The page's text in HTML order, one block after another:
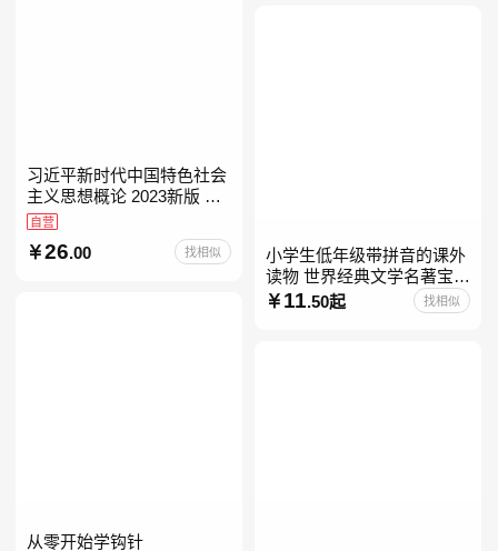
习近平新时代中国特色社会
主义思想概论 2023新版 自
考15041
自营
26.00 找相似
小学生低年级带拼音的课外
读物 世界经典文学名著宝库
儿童彩图注音版 小学生一二
年级课外阅读经典名著故事
11 .50起 找相似
从零开始学钩针